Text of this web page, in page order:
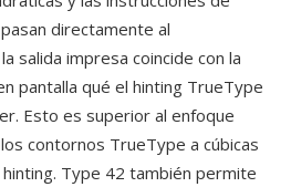
directamente al
salida impresa coincide con la
pantalla qué el hinting TrueType
Esto es superior al enfoque
contornos TrueType a cúbicas
Type 42 también permite